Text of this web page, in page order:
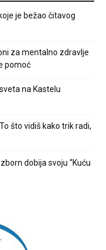
je bežao čitavog
za mentalno zdravlje
pomoć
na Kastelu
što vidiš kako trik radi,
dobija svoju “Kuću